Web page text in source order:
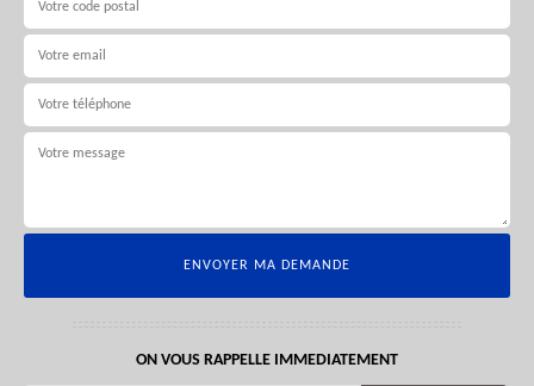
ON VOUS RAPPELLE IMMEDIATEMENT